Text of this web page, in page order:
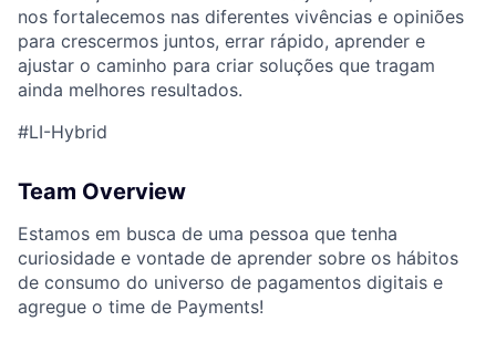
nos fortalecemos nas diferentes vivências e opiniões
para crescermos juntos, errar rápido, aprender e
ajustar o caminho para criar soluções que tragam
ainda melhores resultados.
#LI-Hybrid
Team Overview
Estamos em busca de uma pessoa que tenha
curiosidade e vontade de aprender sobre os hábitos
de consumo do universo de pagamentos digitais e
agregue o time de Payments!